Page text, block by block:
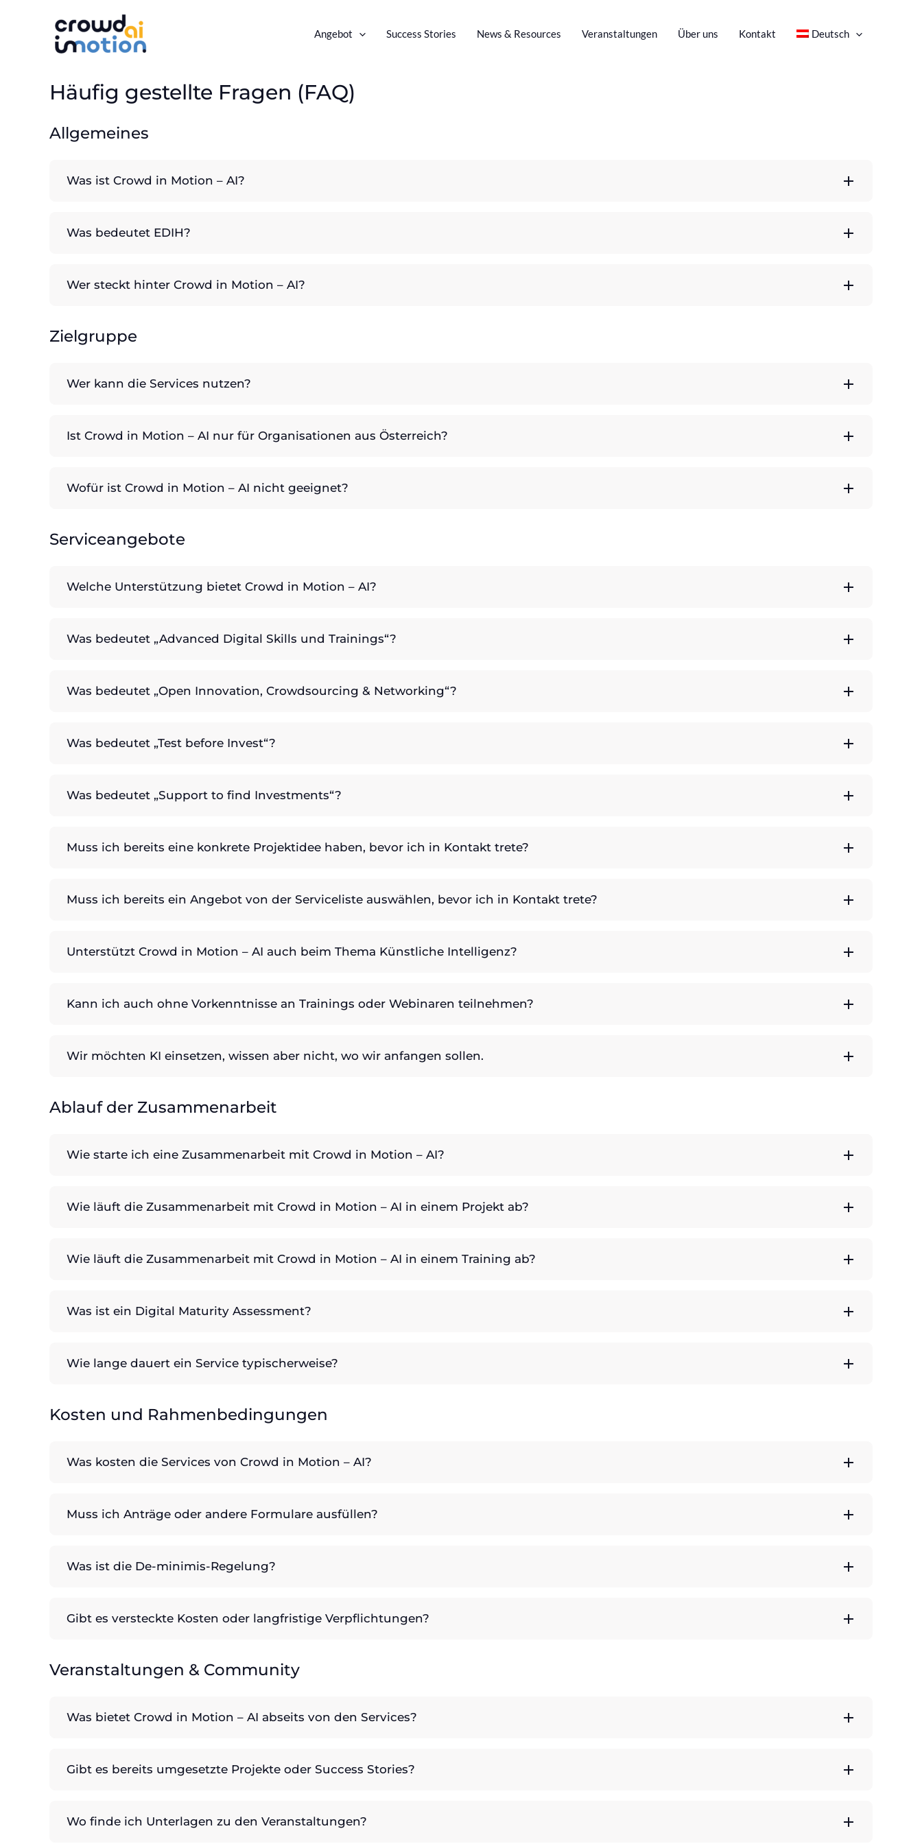
Angebot Success Stories News & Resources Veranstaltungen Über uns Kontakt Deutsch
Häufig gestellte Fragen (FAQ)
Allgemeines
Was ist Crowd in Motion – AI?
Was bedeutet EDIH?
Wer steckt hinter Crowd in Motion – AI?
Zielgruppe
Wer kann die Services nutzen?
Ist Crowd in Motion – AI nur für Organisationen aus Österreich?
Wofür ist Crowd in Motion – AI nicht geeignet?
Serviceangebote
Welche Unterstützung bietet Crowd in Motion – AI?
Was bedeutet „Advanced Digital Skills und Trainings“?
Was bedeutet „Open Innovation, Crowdsourcing & Networking“?
Was bedeutet „Test before Invest“?
Was bedeutet „Support to find Investments“?
Muss ich bereits eine konkrete Projektidee haben, bevor ich in Kontakt trete?
Muss ich bereits ein Angebot von der Serviceliste auswählen, bevor ich in Kontakt trete?
Unterstützt Crowd in Motion – AI auch beim Thema Künstliche Intelligenz?
Kann ich auch ohne Vorkenntnisse an Trainings oder Webinaren teilnehmen?
Wir möchten KI einsetzen, wissen aber nicht, wo wir anfangen sollen.
Ablauf der Zusammenarbeit
Wie starte ich eine Zusammenarbeit mit Crowd in Motion – AI?
Wie läuft die Zusammenarbeit mit Crowd in Motion – AI in einem Projekt ab?
Wie läuft die Zusammenarbeit mit Crowd in Motion – AI in einem Training ab?
Was ist ein Digital Maturity Assessment?
Wie lange dauert ein Service typischerweise?
Kosten und Rahmenbedingungen
Was kosten die Services von Crowd in Motion – AI?
Muss ich Anträge oder andere Formulare ausfüllen?
Was ist die De-minimis-Regelung?
Gibt es versteckte Kosten oder langfristige Verpflichtungen?
Veranstaltungen & Community
Was bietet Crowd in Motion – AI abseits von den Services?
Gibt es bereits umgesetzte Projekte oder Success Stories?
Wo finde ich Unterlagen zu den Veranstaltungen?